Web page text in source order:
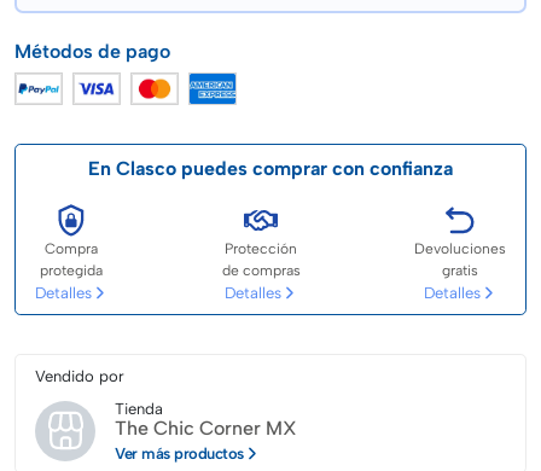
Métodos de pago
En Clasco puedes comprar con confianza
Compra
protegida
Detalles
Protección
de compras
Detalles
Devoluciones
gratis
Detalles
Vendido por
Tienda
The Chic Corner MX
Ver más productos